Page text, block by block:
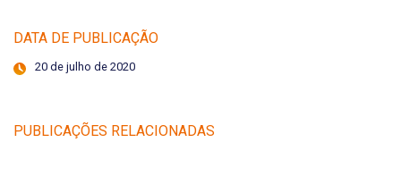
DATA DE PUBLICAÇÃO
20 de julho de 2020
PUBLICAÇÕES RELACIONADAS